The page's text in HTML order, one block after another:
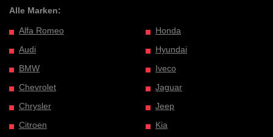
Alle Marken:
Alfa Romeo
Audi
BMW
Chevrolet
Chrysler
Citroen
Honda
Hyundai
Iveco
Jaguar
Jeep
Kia